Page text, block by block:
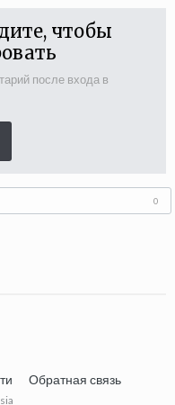
чтобы
после входа в
0
Обратная связь